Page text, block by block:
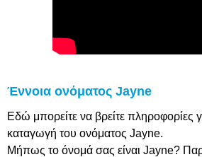
Έννοια ονόματος Jayne
Εδώ μπορείτε να βρείτε πληροφορίες
καταγωγή του ονόματος Jayne.
Μήπως το όνομά σας είναι Jayne?